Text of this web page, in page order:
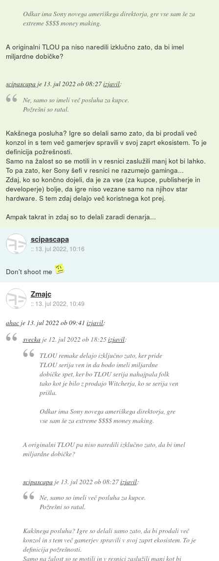
Odkar ima Sony novega ameriškega direktorja, gre vse sam še za
extreme $$$$ money making.
A originalni TLOU pa niso naredili izklučno zato, da bi imel
miljardne dobičke?
scipascapa je 13. jul 2022 ob 08:27izjavil:
Ne, samo so imeli več posluha za kupce.
Požrešni so ratal.
Kakšnega posluha? Igre so delali samo zato, da bi prodali več
konzol in s tem več gamerjev spravili v svoj zaprt ekosistem. To je
definicija požrešnosti.
Samo na žalost so se motili in v resnici zaslužili manj kot bi lahko.
To pa zato, ker Sony šefi v resnici ne razumejo gaminga...
Zdaj, ko so končno dojeli, da je za vse (za kupce, publisherje in
developerje) bolje, da igre niso vezane samo na njihov star
hardware. S tem zdaj delajo več koristnega kot prej.
Ampak takrat in zdaj so to delali zaradi denarja...
scipascapa
:: 13. jul 2022, 10:16
Don't shoot me
Zmajc
:: 13. jul 2022, 10:49
ahac je 13. jul 2022 ob 09:41 izjavil:
sveckaje 12. jul 2022 ob 18:25izjavil:
TLOU remake delajo izključno zato, ker pride
TLOU serija ven in da bodo imeli miljardne
dobičke spet, ker bo TLOU serija nahajpala folk
tako kot je bilo z prodajo Witcherja, ko se serija ven
prišla.
Odkar ima Sony novega ameriškega direktorja, gre
vse sam še za extreme $$$$ money making.
A originalni TLOU pa niso naredili izklučno zato, da bi imel
miljardne dobičke?
scipascapaje 13. jul 2022 ob 08:27izjavil:
Ne, samo so imeli več posluha za kupce.
Požrešni so ratal.
Kakšnega posluha? Igre so delali samo zato, da bi prodali več
konzol in s tem več gamerjev spravili v svoj zaprt ekosistem. To je
definicija požrešnosti.
Samo na žalost so se motili in v resnici zaslužili manj kot bi